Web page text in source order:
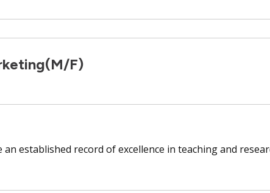
F)
established record of excellence in teaching and